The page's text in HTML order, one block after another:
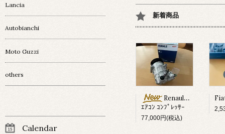
新着商品
Renault Megane ?
ｴｱｺﾝ ｺﾝﾌﾟﾚｯｻｰ
77,000円(税込)
Lancia
Autobianchi
Moto Guzzi
others
Calendar